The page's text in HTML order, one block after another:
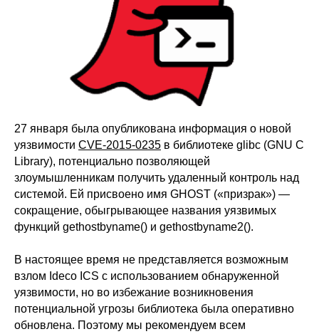
27 января была опубликована информация о новой
уязвимости CVE-2015-0235 в библиотеке glibc (GNU C
Library), потенциально позволяющей
злоумышленникам получить удаленный контроль над
системой. Ей присвоено имя GHOST («призрак») —
сокращение, обыгрывающее названия уязвимых
функций gethostbyname() и gethostbyname2().
В настоящее время не представляется возможным
взлом Ideco ICS с использованием обнаруженной
уязвимости, но во избежание возникновения
потенциальной угрозы библиотека была оперативно
обновлена. Поэтому мы рекомендуем всем